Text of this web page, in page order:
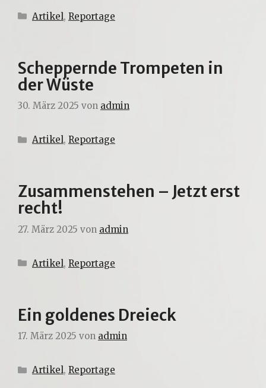
Kategorien
Artikel, Reportage
Scheppernde Trompeten in
der Wüste
30. März 2025 von admin
Kategorien
Artikel, Reportage
Zusammenstehen – Jetzt erst
recht!
27. März 2025 von admin
Kategorien
Artikel, Reportage
Ein goldenes Dreieck
17. März 2025 von admin
Kategorien
Artikel, Reportage